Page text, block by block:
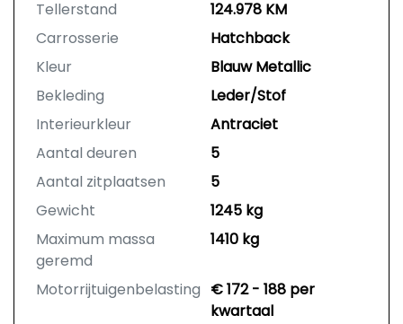
Tellerstand
124.978 KM
Carrosserie
Hatchback
Kleur
Blauw Metallic
Bekleding
Leder/Stof
Interieurkleur
Antraciet
Aantal deuren
5
Aantal zitplaatsen
5
Gewicht
1245 kg
Maximum massa
geremd
1410 kg
Motorrijtuigenbelasting € 172 - 188 per
kwartaal